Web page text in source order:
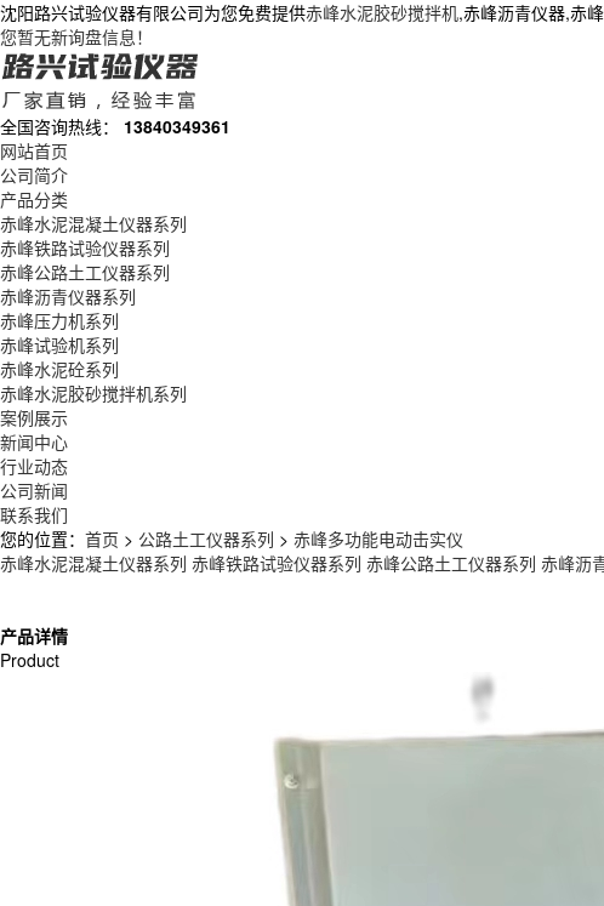
沈阳路兴试验仪器有限公司为您免费提供赤峰水泥胶砂搅拌机,赤峰沥青仪器,赤
您暂无新询盘信息！
全国咨询热线：
13840349361
网站首页
公司简介
产品分类
赤峰水泥混凝土仪器系列
赤峰铁路试验仪器系列
赤峰公路土工仪器系列
赤峰沥青仪器系列
赤峰压力机系列
赤峰试验机系列
赤峰水泥砼系列
赤峰水泥胶砂搅拌机系列
案例展示
新闻中心
行业动态
公司新闻
联系我们
您的位置： 首页 > 公路土工仪器系列 > 赤峰多功能电动击实仪
赤峰水泥混凝土仪器系列 赤峰铁路试验仪器系列 赤峰公路土工仪器系列 赤峰沥
产品详情
Product